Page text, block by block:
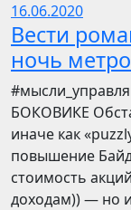
16.06.2020
Вести
ночь
БОКОВИКЕ
иначе как
повышение
стоимость
доходам)) — но